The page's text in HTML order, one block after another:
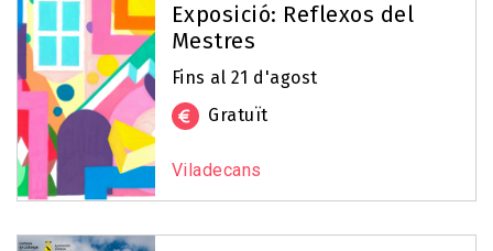
Exposició: Reflexos del
Mestres
Fins al 21 d'agost
Gratuït
Viladecans